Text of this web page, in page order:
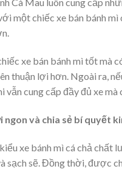
một chiếc xe bán bánh
xe bán bánh mì tốt mà
thuận lợi hơn. Ngoài ra,
vẫn cung cấp đầy đủ xe
và chia sẻ bí quyết
xe bánh mì cá chả chất
sạch sẽ. Đồng thời, được